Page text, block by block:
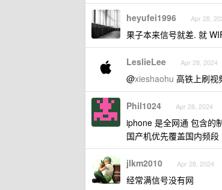
heyufei1996 Apr 28,
果子本来信号就差. 就
LeslieLee Apr 28, 2024
@xieshaohu 高铁上刷视
Phil1024 Apr 28, 2024
iphone 是全网通 包含的
国产机优先覆盖国内频段
jlkm2010 Apr 28, 2024
经常满信号没有网